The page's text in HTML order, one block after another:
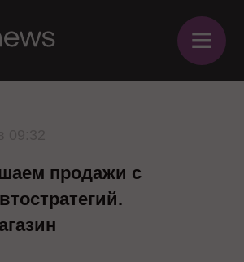
≡
продажи с